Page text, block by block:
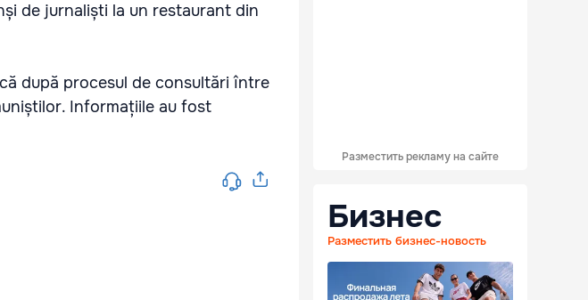
de jurnaliști la un restaurant din
după procesul de consultări între
Informațiile au fost
Разместить рекламу на сайте
Бизнес
Разместить бизнес-новость